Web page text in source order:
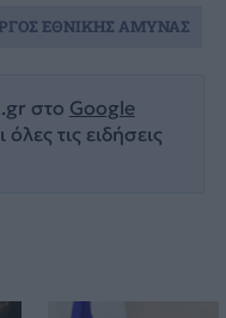
στο Google
τις ειδήσεις
ΕΘΝΙΚΗΣ ΑΜΥΝΑΣ